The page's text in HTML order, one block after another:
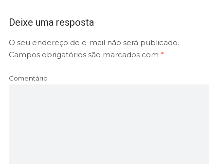
Deixe uma resposta
O seu endereço de e-mail não será publicado.
Campos obrigatórios são marcados com *
Comentário